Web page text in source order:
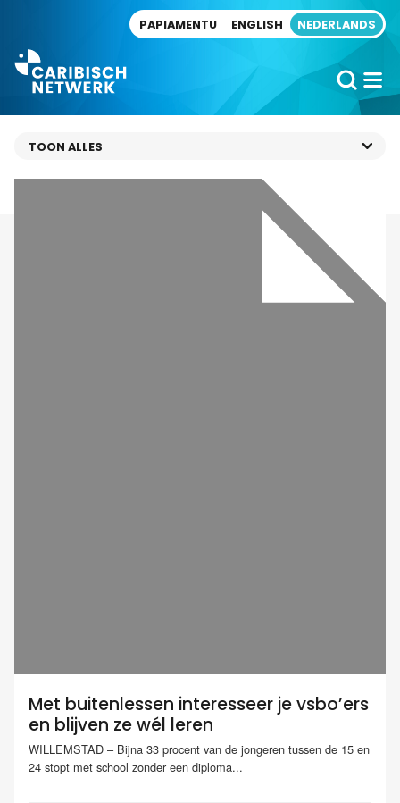
PAPIAMENTU ENGLISH NEDERLANDS
Met buitenlessen interesseer je vsbo’ers
en blijven ze wél leren
WILLEMSTAD – Bijna 33 procent van de jongeren tussen de 15 en
24 stopt met school zonder een diploma...